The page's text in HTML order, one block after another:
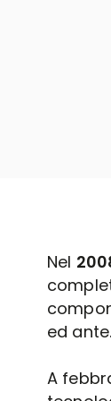
Nel
ed ante.
A